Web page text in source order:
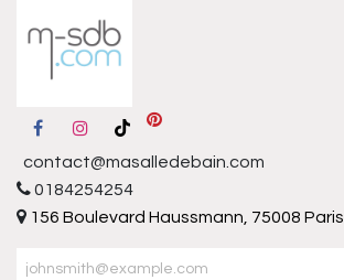
contact@masalledebain.com
0184254254
156 Boulevard Haussmann, 75008 Paris